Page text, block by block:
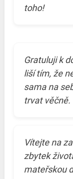
toho!
Gratuluji k
liší tím, že
sama na
trvat
Vítejte na
zbytek
mateřskou